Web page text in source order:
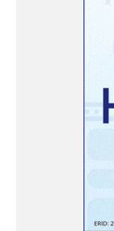
«Русский
года». В течение
села Веселовка –
песни и поэзии
11-00 в ДОЛ
спортивный
00 в библиотеке
истории». В
премьеры
«Всё, что мы
дикий друг.
дедушке-2» (6+),
здесь